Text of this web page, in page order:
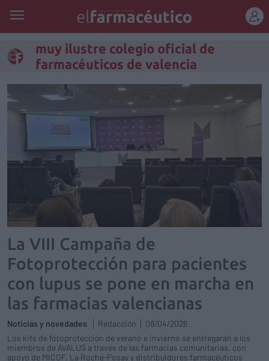
REGÍSTRATE
muy ilustre colegio oficial de
farmacéuticos de valencia
La VIII Campaña de
Fotoprotección para pacientes
con lupus se pone en marcha en
las farmacias valencianas
Noticias y novedades Redacción
08/04/2026
Los kits de fotoprotección de verano e invierno se entregarán a los
miembros de AVALUS a través de las farmacias comunitarias, con
apoyo de MICOF, La Roche-Posay y distribuidores farmacéuticos